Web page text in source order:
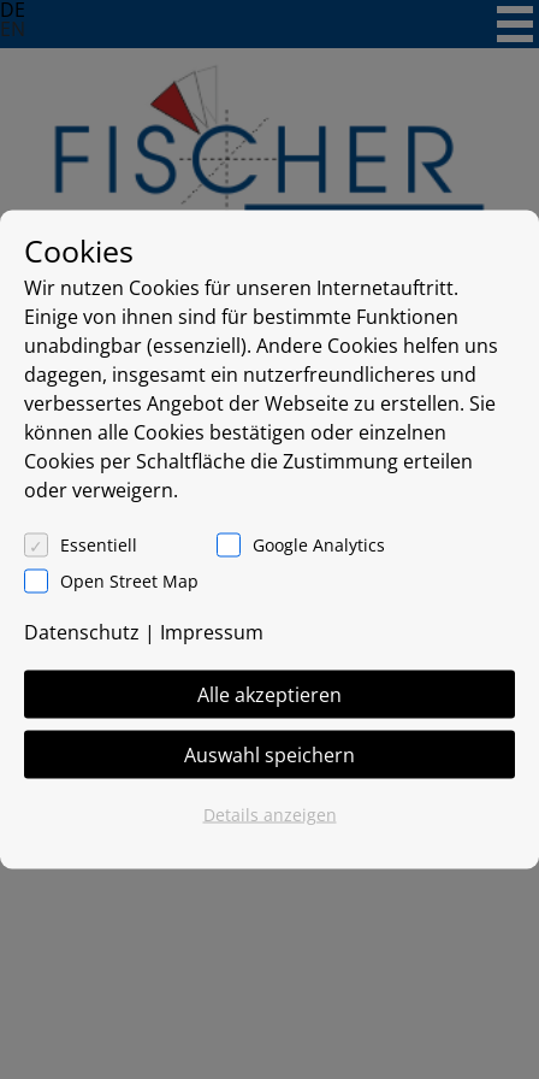
Skip
to
content
DE
EN
frontpageslider
www.f3dm.de
Fischer 3D-MTECH GmbH
Nikolaus-Otto-Str. 4
59557 Lippstadt, Germany
Phone +49 2941 94 89 83-0
info[at]f3dm.de
Kontakt.Impressum.AGB.Datenschutz
Cookies
Wir nutzen Cookies für unseren Internetauftritt.
Einige von ihnen sind für bestimmte Funktionen
unabdingbar (essenziell). Andere Cookies helfen uns
dagegen, insgesamt ein nutzerfreundlicheres und
verbessertes Angebot der Webseite zu erstellen. Sie
können alle Cookies bestätigen oder einzelnen
Cookies per Schaltfläche die Zustimmung erteilen
oder verweigern.
Essentiell
Google Analytics
Open Street Map
Datenschutz | Impressum
Alle akzeptieren
Auswahl speichern
Details anzeigen